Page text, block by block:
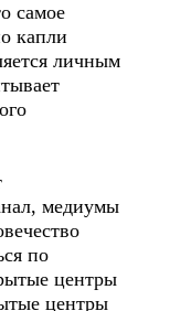
самое
капли
личным
медиумы
по
центры
центры